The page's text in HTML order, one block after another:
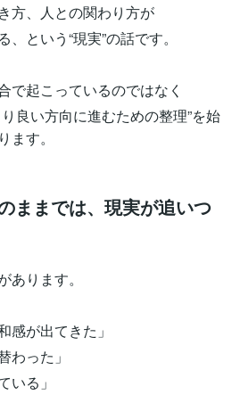
方、人との関わり方が
という“現実”の話です。
で起こっているのではなく
良い方向に進むための整理”を始
す。
ままでは、現実が追いつ
ります。
感が出てきた」
わった」
いる」